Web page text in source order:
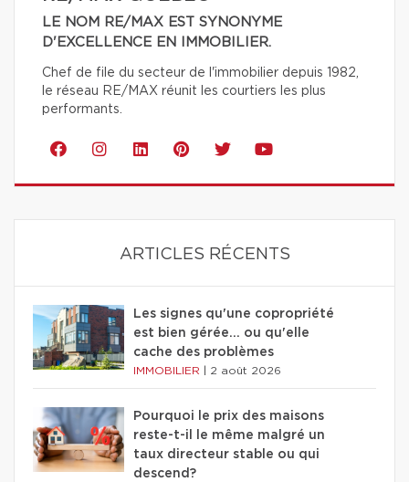
LE NOM RE/MAX EST SYNONYME
D'EXCELLENCE EN IMMOBILIER.
Chef de file du secteur de l'immobilier depuis 1982,
le réseau RE/MAX réunit les courtiers les plus
performants.
ARTICLES RÉCENTS
Les signes qu'une copropriété
est bien gérée… ou qu'elle
cache des problèmes
IMMOBILIER 2 août 2026
Pourquoi le prix des maisons
reste-t-il le même malgré un
taux directeur stable ou qui
descend?